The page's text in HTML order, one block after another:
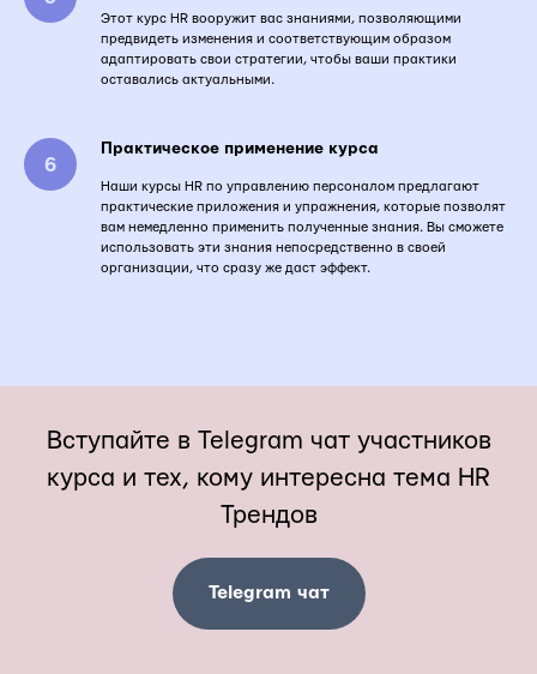
Этот курс HR вооружит вас знаниями, позволяющими
предвидеть изменения и соответствующим образом
адаптировать свои стратегии, чтобы ваши практики
оставались актуальными.
Практическое применение курса
Наши курсы HR по управлению персоналом предлагают
практические приложения и упражнения, которые позволят
вам немедленно применить полученные знания. Вы сможете
использовать эти знания непосредственно в своей
организации, что сразу же даст эффект.
Вступайте в Telegram чат участников
курса и тех, кому интересна тема HR
Трендов
Telegram чат